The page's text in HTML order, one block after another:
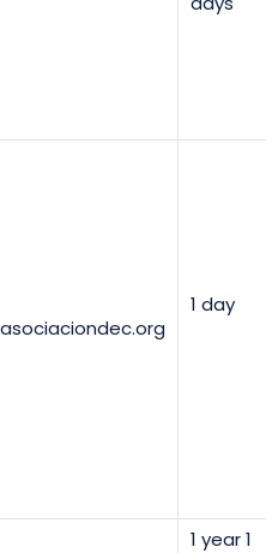
asociaciondec.org
1 day
1 year 1